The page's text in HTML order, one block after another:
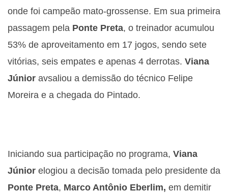
onde foi campeão mato-grossense. Em sua primeira
passagem pela Ponte Preta, o treinador acumulou
53% de aproveitamento em 17 jogos, sendo sete
vitórias, seis empates e apenas 4 derrotas. Viana
Júnior avsaliou a demissão do técnico Felipe
Moreira e a chegada do Pintado.
Iniciando sua participação no programa, Viana
Júnior elogiou a decisão tomada pelo presidente da
Ponte Preta, Marco Antônio Eberlim, em demitir